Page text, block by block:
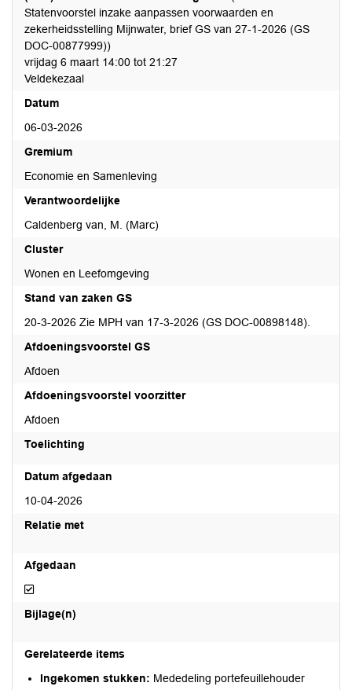
Statenvoorstel inzake aanpassen voorwaarden en
zekerheidsstelling Mijnwater, brief GS van 27-1-2026 (GS
DOC-00877999))
vrijdag 6 maart 14:00 tot 21:27
Veldekezaal
Datum
06-03-2026
Gremium
Economie en Samenleving
Verantwoordelijke
Caldenberg van, M. (Marc)
Cluster
Wonen en Leefomgeving
Stand van zaken GS
20-3-2026 Zie MPH van 17-3-2026 (GS DOC-00898148).
Afdoeningsvoorstel GS
Afdoen
Afdoeningsvoorstel voorzitter
Afdoen
Toelichting
Datum afgedaan
10-04-2026
Relatie met
Afgedaan
Afgedaan
Bijlage(n)
Gerelateerde items
Ingekomen stukken: Mededeling portefeuillehouder